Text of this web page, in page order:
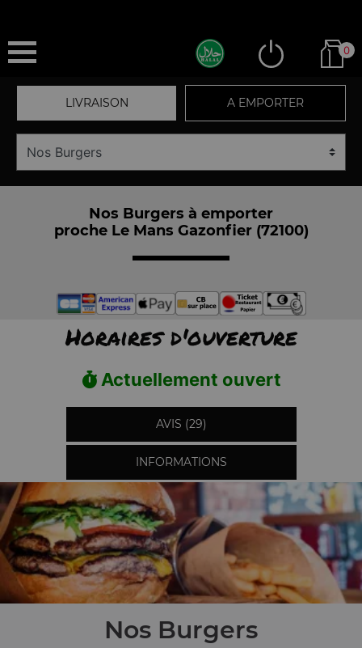
0
LIVRAISON A EMPORTER
Nos Burgers à emporter
proche Le Mans Gazonfier (72100)
Horaires d'ouverture
Actuellement ouvert
AVIS (29)
INFORMATIONS
Nos Burgers